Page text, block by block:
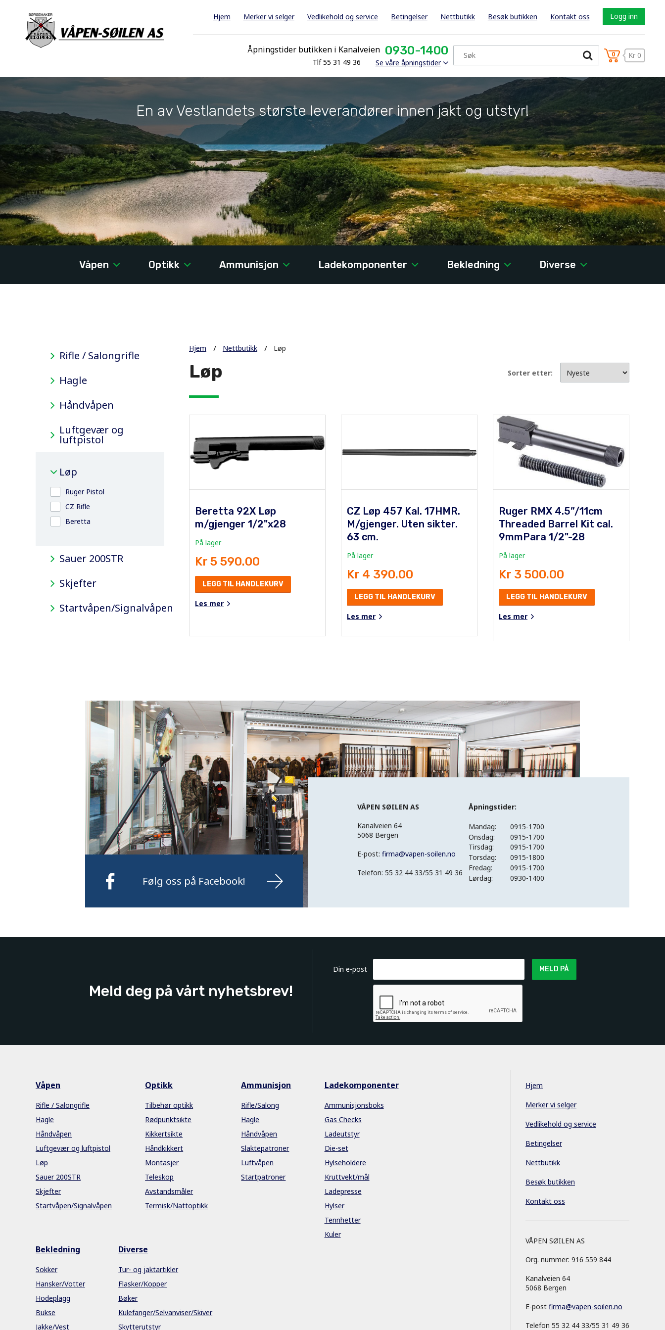
Hjem Merker vi selger Vedlikehold og service Betingelser Nettbutikk Besøk butikken Kontakt oss Logg inn
Åpningstider butikken i Kanalveien 0930-1400
Tlf 55 31 49 36 Se våre åpningstider
0 Kr 0
En av Vestlandets største leverandører innen jakt og utstyr!
Våpen Optikk Ammunisjon Ladekomponenter Bekledning Diverse
Rifle / Salongrifle
Hagle
Håndvåpen
Luftgevær og
luftpistol
Løp
Ruger Pistol
CZ Rifle
Beretta
Sauer 200STR
Skjefter
Startvåpen/Signalvåpen
Hjem Nettbutikk Løp
Løp Sorter etter:
Beretta 92X Løp
m/gjenger 1/2"x28
På lager
Kr 5 590.00
LEGG TIL HANDLEKURV
Les mer
CZ Løp 457 Kal. 17HMR.
M/gjenger. Uten sikter.
63 cm.
På lager
Kr 4 390.00
LEGG TIL HANDLEKURV
Les mer
Ruger RMX 4.5”/11cm
Threaded Barrel Kit cal.
9mmPara 1/2"-28
På lager
Kr 3 500.00
LEGG TIL HANDLEKURV
Les mer
Følg oss på Facebook!
VÅPEN SØILEN AS
Kanalveien 64
5068 Bergen
E-post: firma@vapen-soilen.no
Telefon: 55 32 44 33/55 31 49 36
Åpningstider:
Mandag:
0915-1700
Onsdag:
0915-1700
Tirsdag:
0915-1700
Torsdag:
0915-1800
Fredag:
0915-1700
Lørdag:
0930-1400
Meld deg på vårt nyhetsbrev!
Din e-post MELD PÅ
Våpen
Rifle / Salongrifle
Hagle
Håndvåpen
Luftgevær og luftpistol
Løp
Sauer 200STR
Skjefter
Startvåpen/Signalvåpen
Optikk
Tilbehør optikk
Rødpunktsikte
Kikkertsikte
Håndkikkert
Montasjer
Teleskop
Avstandsmåler
Termisk/Nattoptikk
Ammunisjon
Rifle/Salong
Hagle
Håndvåpen
Slaktepatroner
Luftvåpen
Startpatroner
Ladekomponenter
Ammunisjonsboks
Gas Checks
Ladeutstyr
Die-set
Hylseholdere
Kruttvekt/mål
Ladepresse
Hylser
Tennhetter
Kuler
Bekledning
Sokker
Hansker/Votter
Hodeplagg
Bukse
Jakke/Vest
Diverse
Tur- og jaktartikler
Flasker/Kopper
Bøker
Kulefanger/Selvanviser/Skiver
Skytterutstyr
Hjem
Merker vi selger
Vedlikehold og service
Betingelser
Nettbutikk
Besøk butikken
Kontakt oss
VÅPEN SØILEN AS
Org. nummer: 916 559 844
Kanalveien 64
5068 Bergen
E-post firma@vapen-soilen.no
Telefon 55 32 44 33/55 31 49 36